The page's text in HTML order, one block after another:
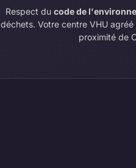
Respect ducode de
déchets. Votre centre VHU
proximité de